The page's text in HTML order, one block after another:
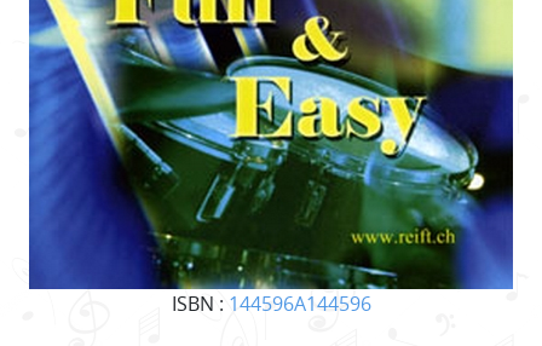
ISBN : 144596A144596